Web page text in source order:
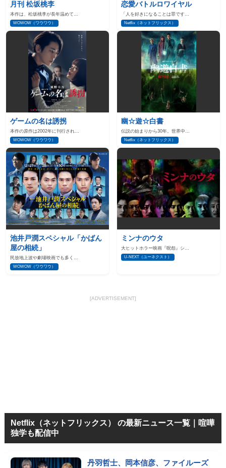
月刊 松坂桃李
本作は、松坂桃李が長年温めて…
WOWOW（ワウワウ）
恋愛バトルロワイヤル
「人を好きになることは罪です…
Netflix（ネットフリックス）
ゲームの名は誘拐
本作の原作は2002年に刊行され…
WOWOW（ワウワウ）
幽☆遊☆白書
伝説の始まりから30年。世界中…
Netflix（ネットフリックス）
池井戸潤スペシャル「かばん
屋の相続」
民放地上波や劇場映画でも多く…
WOWOW（ワウワウ）
ミンナのウタ
大ヒットホラー映画『呪怨』シ…
U-NEXT（ユーネクスト）
[ADVERTISEMENT]
Netflix（ネットフリックス） の最新ニュース一覧｜喧嘩
独学も配信中
丹羽哲士、岡本信彦、ファイルーズ